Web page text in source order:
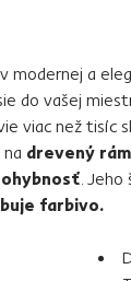
v modernej a
do vašej
viac než tisíc
drevený
.
farbivo.